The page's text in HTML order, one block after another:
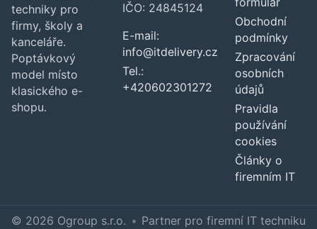
techniky pro
firmy, školy a
kanceláře.
Poptávkový
model místo
klasického e-
shopu.
IČO: 24845124
E-mail:
info@itdelivery.cz
Tel.:
+420602301272
Obchodní
podmínky
Zpracování
osobních
údajů
Pravidla
používání
cookies
Články o
firemním IT
© 2026 Ogroup s.r.o. • Partner pro firemní IT techniku